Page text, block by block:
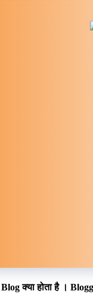
Blogक्या होता है ।